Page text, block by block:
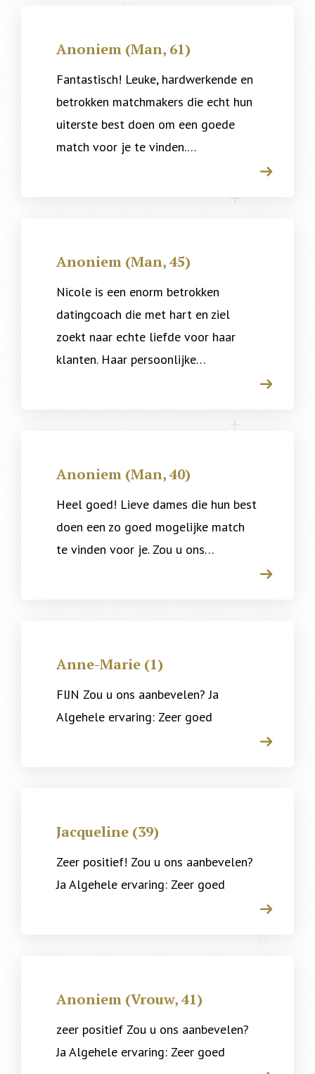
Anoniem (Man, 61)
Fantastisch! Leuke, hardwerkende en
betrokken matchmakers die echt hun
uiterste best doen om een goede
match voor je te vinden.…
arrow
Anoniem (Man, 45)
Nicole is een enorm betrokken
datingcoach die met hart en ziel
zoekt naar echte liefde voor haar
klanten. Haar persoonlijke…
arrow
Anoniem (Man, 40)
Heel goed! Lieve dames die hun best
doen een zo goed mogelijke match
te vinden voor je. Zou u ons…
arrow
Anne-Marie (1)
FIJN Zou u ons aanbevelen? Ja
Algehele ervaring: Zeer goed
arrow
Jacqueline (39)
Zeer positief! Zou u ons aanbevelen?
Ja Algehele ervaring: Zeer goed
arrow
Anoniem (Vrouw, 41)
zeer positief Zou u ons aanbevelen?
Ja Algehele ervaring: Zeer goed